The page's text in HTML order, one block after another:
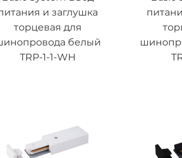
и заглушка
торцевая для
белый
TRP-1-1-WH